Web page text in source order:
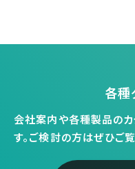
各種
会社案内や各種製品の
す。ご検討の方はぜひご覧